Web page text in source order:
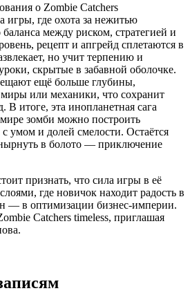
о Zombie Catchers
игры, где охота за нежитью
баланса между риском, стратегией и
рецепт и апгрейд сплетаются в
но учит терпению и
скрытые в забавной оболочке.
ещё больше глубины,
или механики, что сохранит
В итоге, эта инопланетная сага
зомби можно построить
умом и долей смелости. Остаётся
в болото — приключение
признать, что сила игры в её
где новичок находит радость в
— в оптимизации бизнес-империи.
Catchers timeless, приглашая